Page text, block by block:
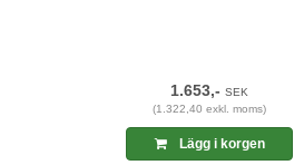
1.653,-SEK
(1.322,40 exkl. moms)
Lägg i korgen